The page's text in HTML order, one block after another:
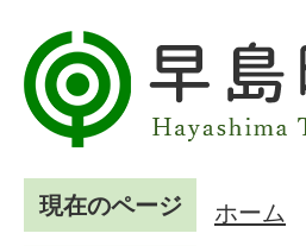
現在のページ ホーム